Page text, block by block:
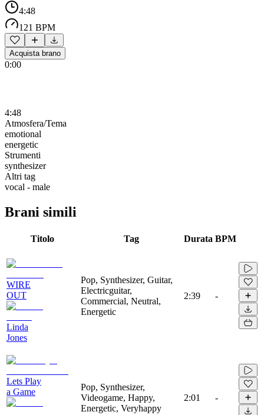
4:48
121 BPM
Acquista brano
0:00
4:48
Atmosfera/Tema
emotional
energetic
Strumenti
synthesizer
Altri tag
vocal - male
Brani simili
Titolo Tag Durata BPM
WIRE
OUT
Linda
Jones
Pop, Synthesizer, Guitar,
Electricguitar,
Commercial, Neutral,
Energetic
2:39 -
Lets Play
a Game
Pop, Synthesizer,
Videogame, Happy,
Energetic, Veryhappy
2:01 -